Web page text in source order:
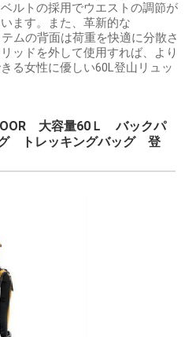
ルトの採用でウエストの調節が
ます。また、革新的な
ムの背面は荷重を快適に分散さ
ッドを外して使用すれば、より
る女性に優しい60L登山リュッ
大容量60Ｌ バックパ
トレッキングバッグ 登